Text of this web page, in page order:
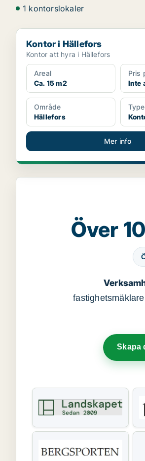
1 kontorslokaler
Kontor i Hällefors
Kontor i Hällefors
Kontor att hyra i Hällefors
Areal
Ca. 15 m2
Pris
Inte
Område
Hällefors
Type
Mer info
Över
Skapa